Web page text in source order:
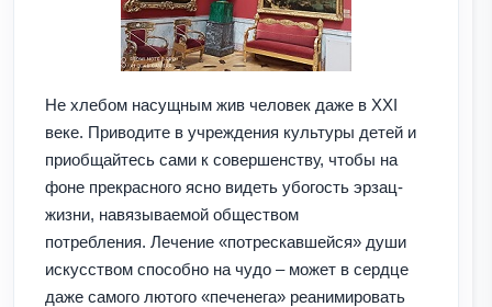
Не хлебом насущным жив человек даже в ХХI
веке. Приводите в учреждения культуры детей и
приобщайтесь сами к совершенству, чтобы на
фоне прекрасного ясно видеть убогость эрзац-
жизни, навязываемой обществом
потребления. Лечение «потрескавшейся» души
искусством способно на чудо – может в сердце
даже самого лютого «печенега» реанимировать